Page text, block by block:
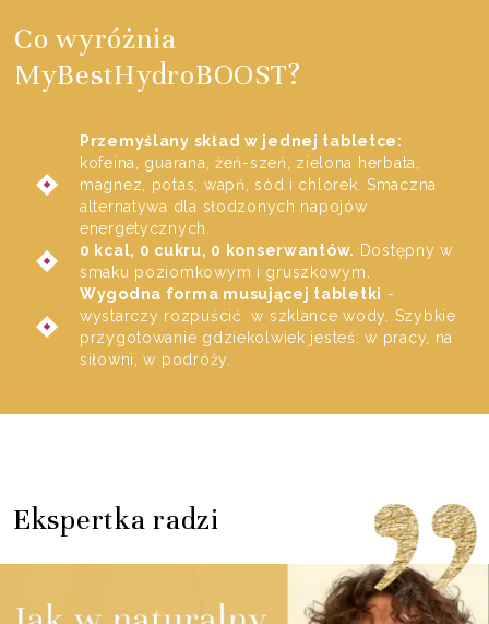
Co wyróżnia
MyBestHydroBOOST?
Przemyślany skład w jednej tabletce:
kofeina, guarana, żeń-szeń, zielona herbata,
magnez, potas, wapń, sód i chlorek. Smaczna
alternatywa dla słodzonych napojów
energetycznych.
0 kcal, 0 cukru, 0 konserwantów. Dostępny w
smaku poziomkowym i gruszkowym.
Wygodna forma musującej tabletki -
wystarczy rozpuścić w szklance wody. Szybkie
przygotowanie gdziekolwiek jesteś: w pracy, na
siłowni, w podróży.
Ekspertka radzi